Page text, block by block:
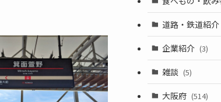
道路・鉄道紹介
企業紹介 (3)
雑談 (5)
大阪府 (514)